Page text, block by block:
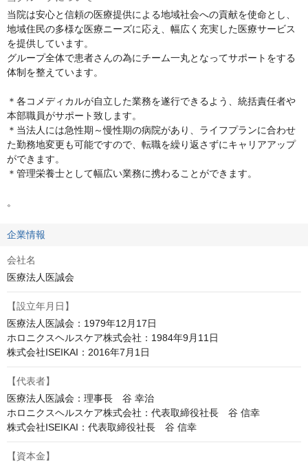
当院は安心と信頼の医療提供による地域社会への貢献を使命とし、
地域住民の多様な医療ニーズに応え、幅広く充実した医療サービス
を提供しています。
グループ全体で患者さんの為にチーム一丸となってサポートをする
体制を整えています。
＊各コメディカルが自立した業務を遂行できるよう、統括責任者や
本部職員がサポート致します。
＊当法人には急性期～慢性期の病院があり、ライフプランに合わせ
た勤務地変更も可能ですので、転職を繰り返さずにキャリアアップ
ができます。
＊管理栄養士として幅広い業務に携わることができます。
。
企業情報
会社名
医療法人医誠会
【設立年月日】
医療法人医誠会：1979年12月17日
ホロニクスヘルスケア株式会社：1984年9月11日
株式会社ISEIKAI：2016年7月1日
【代表者】
医療法人医誠会：理事長　谷 幸治
ホロニクスヘルスケア株式会社：代表取締役社長　谷 信幸
株式会社ISEIKAI：代表取締役社長　谷 信幸
【資本金】